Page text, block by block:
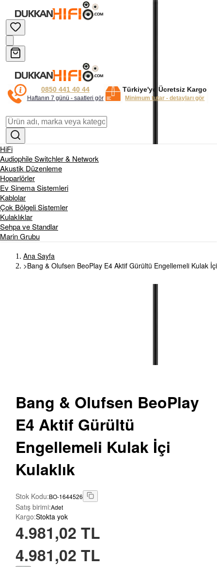
0850 441 40 44
Haftanın 7 günü - saatleri gör
Türkiye'ye Ücretsiz Kargo
Minimum tutar - detayları gör
HiFi
Audiophile Switchler & Network
Akustik Düzenleme
Hoparlörler
Ev Sinema Sistemleri
Kablolar
Çok Bölgeli Sistemler
Kulaklıklar
Sehpa ve Standlar
Marin Grubu
Ana Sayfa
>Bang & Olufsen BeoPlay E4 Aktif Gürültü Engellemeli Kulak İçi
Bang & Olufsen BeoPlay
E4 Aktif Gürültü
Engellemeli Kulak İçi
Kulaklık
Stok Kodu:BO-1644526
Satış birimi:Adet
Kargo:Stokta yok
4.981,02 TL
4.981,02 TL